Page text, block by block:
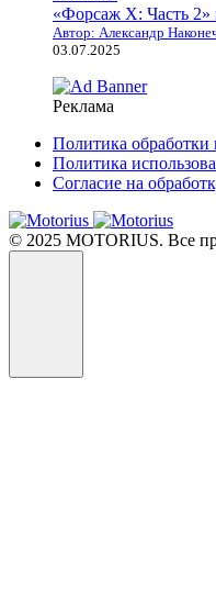
«Форсаж X: Часть 2»
Автор: Александр
03.07.2025
Реклама
Политика
Политика
Согласие на
© 2025 MOTORIUS. Все